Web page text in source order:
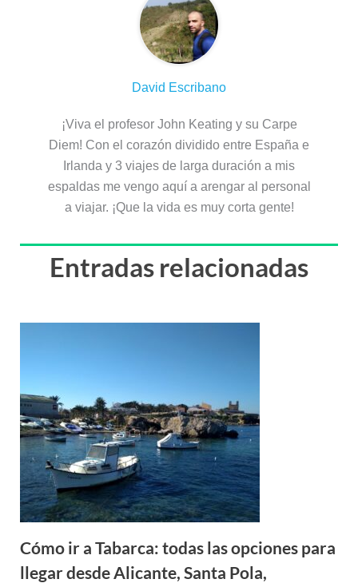
David Escribano
¡Viva el profesor John Keating y su Carpe
Diem! Con el corazón dividido entre España e
Irlanda y 3 viajes de larga duración a mis
espaldas me vengo aquí a arengar al personal
a viajar. ¡Que la vida es muy corta gente!
Entradas relacionadas
Cómo ir a Tabarca: todas las opciones para
llegar desde Alicante, Santa Pola,